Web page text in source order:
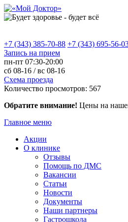
+7 (343) 385-70-88 +7 (343) 695-56-
Запись на прием
пн-пт 07:30-20:00
сб 08-16 /вс 08-16
Схема проезда
Количество просмотров: 567
Обратите внимание! Цены на
Главное меню
Акции
О клинике
Отзывы
Помощь по ДМС
Вакансии
Статьи
Новости
Документы
Наши партнеры
Гастрошкола